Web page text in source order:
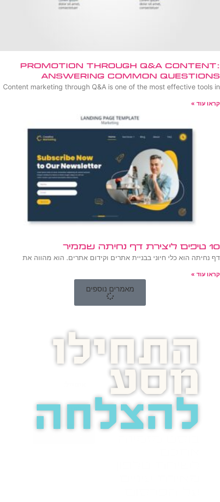
Promotion Through Q&A Content:
Answering Common Questions
Content marketing through Q&A is one of the most effective tools in
קראו עוד »
10 טיפים ליצירת דף נחיתה שממיר
דף נחיתה הוא כלי חיוני בבניית אתרים וקידום אתרים. הוא מהווה את
קראו עוד »
מאמרים נוספים
התחילו
מסע
להצלחה
בואו נדבר